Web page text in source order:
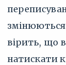
вірить, що
натискати